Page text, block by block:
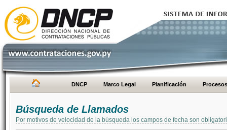
DNCP Marco Legal Planificación Procesos
Búsqueda de Llamados
Por motivos de velocidad de la búsqueda los campos de fecha son